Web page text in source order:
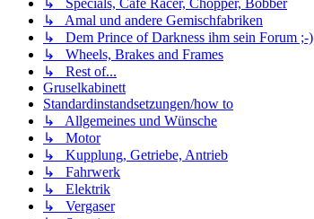
↳ Specials, Café Racer, Chopper, Bobber
↳ Amal und andere Gemischfabriken
↳ Dem Prince of Darkness ihm sein Forum ;-)
↳ Wheels, Brakes and Frames
↳ Rest of...
Gruselkabinett
Standardinstandsetzungen/how to
↳ Allgemeines und Wünsche
↳ Motor
↳ Kupplung, Getriebe, Antrieb
↳ Fahrwerk
↳ Elektrik
↳ Vergaser